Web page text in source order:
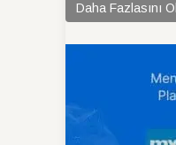
Daha Fazlasını